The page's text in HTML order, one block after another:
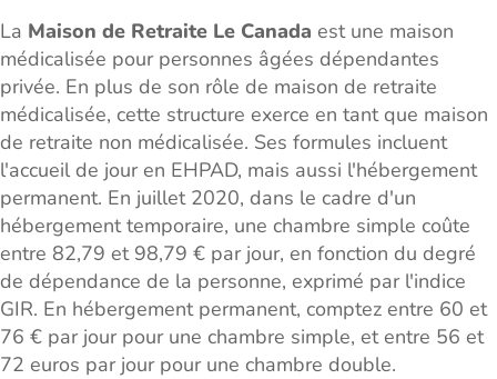
La Maison de Retraite Le Canada est une maison
médicalisée pour personnes âgées dépendantes
privée. En plus de son rôle de maison de retraite
médicalisée, cette structure exerce en tant que maison
de retraite non médicalisée. Ses formules incluent
l'accueil de jour en EHPAD, mais aussi l'hébergement
permanent. En juillet 2020, dans le cadre d'un
hébergement temporaire, une chambre simple coûte
entre 82,79 et 98,79 € par jour, en fonction du degré
de dépendance de la personne, exprimé par l'indice
GIR. En hébergement permanent, comptez entre 60 et
76 € par jour pour une chambre simple, et entre 56 et
72 euros par jour pour une chambre double.